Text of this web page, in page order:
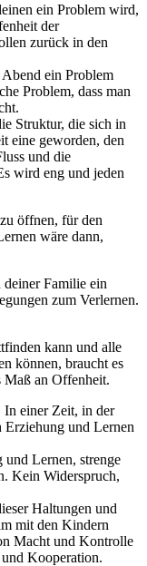
ein Problem wird,
der
zurück in den
ein Problem
Problem, dass man
Struktur, die sich in
eine geworden, den
und die
wird eng und jeden
öffnen, für den
wäre dann,
deiner Familie ein
zum Verlernen.
kann und alle
können, braucht es
Maß an Offenheit.
In einer Zeit, in der
Erziehung und Lernen
und Lernen, strenge
Kein Widerspruch,
Haltungen und
mit den Kindern
Macht und Kontrolle
Kooperation.